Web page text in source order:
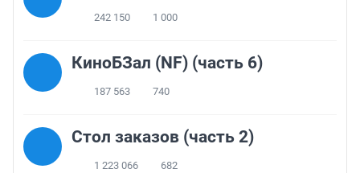
242 150 1 000
КиноБЗал (NF) (часть 6)
187 563 740
Стол заказов (часть 2)
1 223 066 682